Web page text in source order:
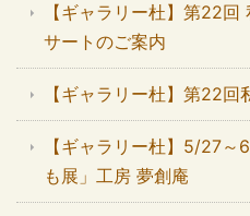
【ギャラリー杜】第22
サートのご案内
【ギャラリー杜】第22
【ギャラリー杜】5/27
も展」工房 夢創庵